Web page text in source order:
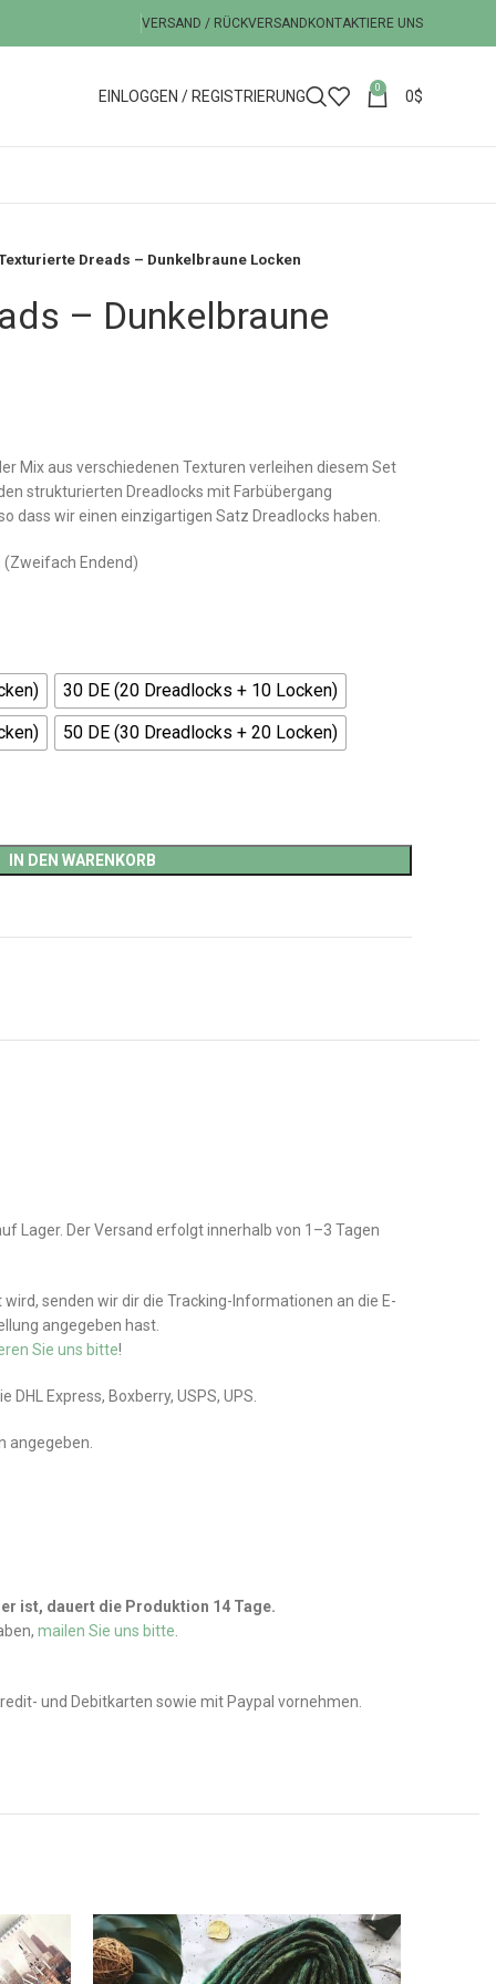
VERSAND / RÜCKVERSAND KONTAKTIERE UNS
EINLOGGEN / REGISTRIERUNG 0 0$
Dreads – Dunkelbraune Locken
– Dunkelbraune
Mix aus verschiedenen Texturen verleihen diesem Set
strukturierten Dreadlocks mit Farbübergang
dass wir einen einzigartigen Satz Dreadlocks haben.
(Zweifach Endend)
30 DE (20 Dreadlocks + 10 Locken)
50 DE (30 Dreadlocks + 20 Locken)
IN DEN WARENKORB
Lager. Der Versand erfolgt innerhalb von 1–3 Tagen
senden wir dir die Tracking-Informationen an die E-
angegeben hast.
Sie uns bitte!
Express, Boxberry, USPS, UPS.
angegeben.
ist, dauert die Produktion 14 Tage.
mailen Sie uns bitte
und Debitkarten sowie mit Paypal vornehmen.